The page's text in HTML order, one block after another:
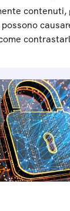
contenuti,